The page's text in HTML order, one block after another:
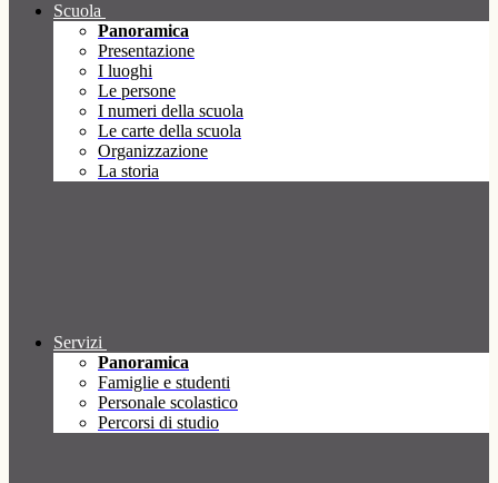
Scuola
Panoramica
Presentazione
I luoghi
Le persone
I numeri della scuola
Le carte della scuola
Organizzazione
La storia
Servizi
Panoramica
Famiglie e studenti
Personale scolastico
Percorsi di studio